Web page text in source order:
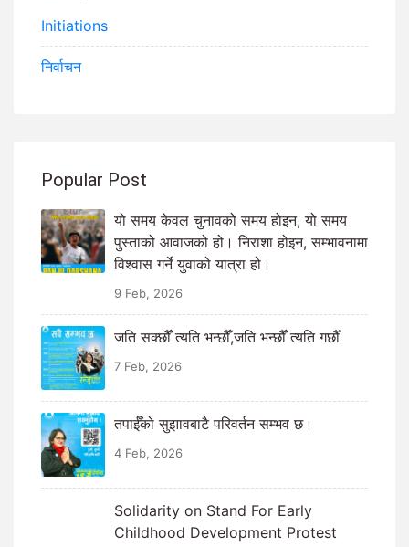
Initiations
निर्वाचन
Popular Post
यो समय केवल चुनावको समय होइन, यो समय
पुस्ताको आवाजको हो। निराशा होइन, सम्भावनामा
विश्वास गर्ने युवाको यात्रा हो।
9 Feb, 2026
जति सक्छौँ त्यति भन्छौँ,जति भन्छौँ त्यति गर्छौँ
7 Feb, 2026
तपाईँको सुझावबाटै परिवर्तन सम्भव छ।
4 Feb, 2026
Solidarity on Stand For Early
Childhood Development Protest